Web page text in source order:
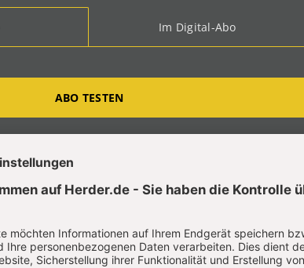
Im Digital-Abo
ABO TESTEN